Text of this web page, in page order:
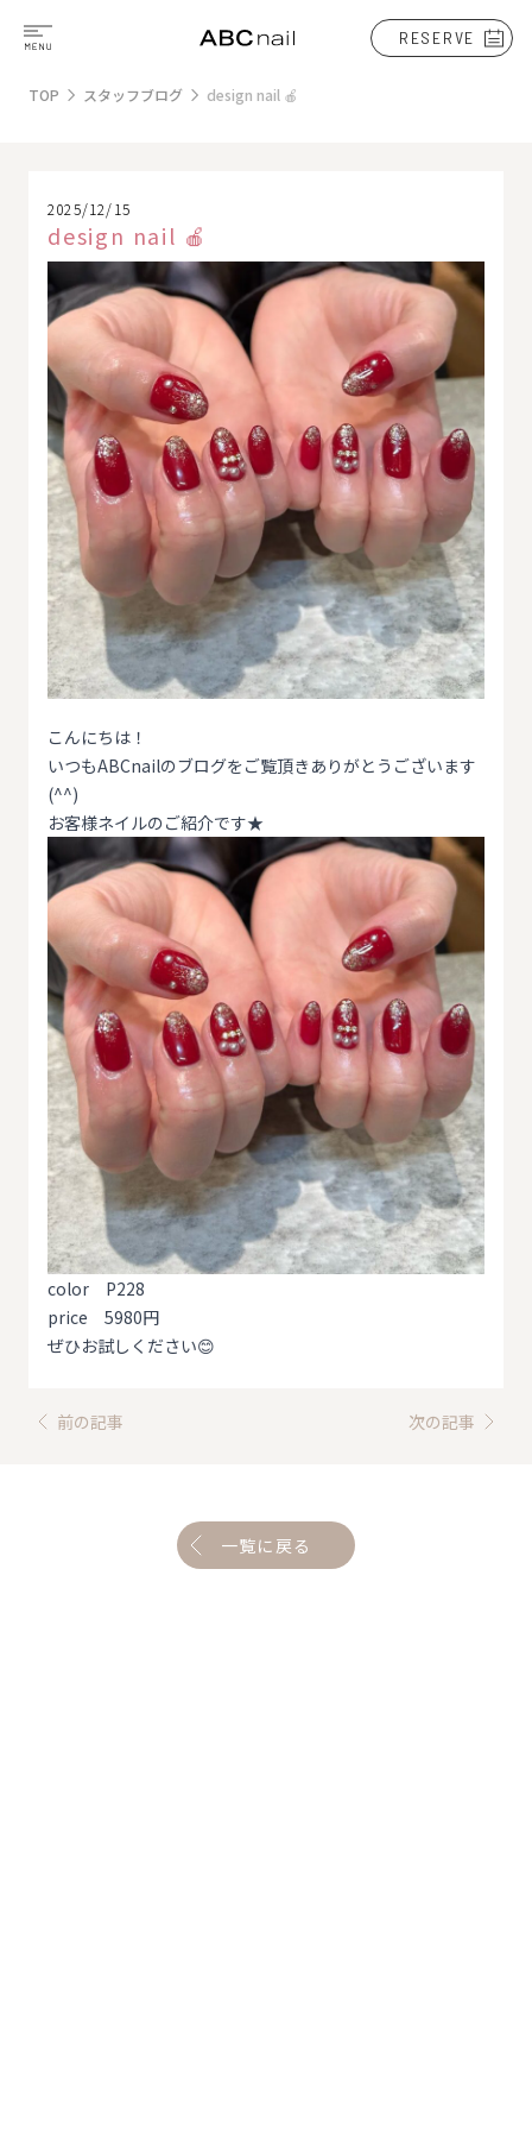
RESERVE
TOP スタッフブログ design nail 🍎
2025/12/15
design nail 🍎
こんにちは！
いつもABCnailのブログをご覧頂きありがとうございます
(^^)
お客様ネイルのご紹介です★
color P228
price 5980円
ぜひお試しください😊
前の記事 次の記事
一覧に戻る